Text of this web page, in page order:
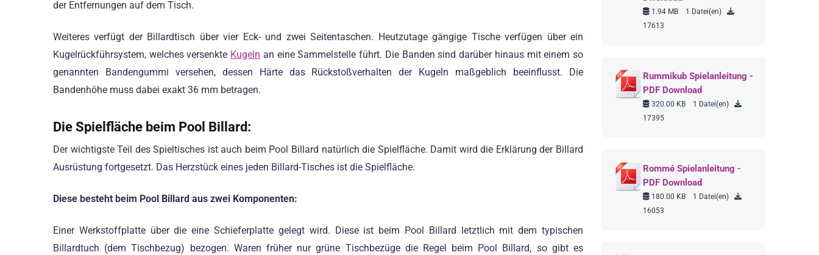
der Entfernungen auf dem Tisch.
Weiteres verfügt der Billardtisch über vier Eck- und zwei Seitentaschen. Heutzutage gängige Tische verfügen über ein
Kugelrückführsystem, welches versenkte Kugeln an eine Sammelstelle führt. Die Banden sind darüber hinaus mit einem so
genannten Bandengummi versehen, dessen Härte das Rückstoßverhalten der Kugeln maßgeblich beeinflusst. Die
Bandenhöhe muss dabei exakt 36 mm betragen.
Die Spielfläche beim Pool Billard:
Der wichtigste Teil des Spieltisches ist auch beim Pool Billard natürlich die Spielfläche. Damit wird die Erklärung der Billard
Ausrüstung fortgesetzt. Das Herzstück eines jeden Billard-Tisches ist die Spielfläche.
Diese besteht beim Pool Billard aus zwei Komponenten:
Einer Werkstoffplatte über die eine Schieferplatte gelegt wird. Diese ist beim Pool Billard letztlich mit dem typischen
Billardtuch (dem Tischbezug) bezogen. Waren früher nur grüne Tischbezüge die Regel beim Pool Billard, so gibt es
1.94 MB
1 Datei(en)
17613
Rummikub Spielanleitung -
PDF Download
320.00 KB
1 Datei(en)
17395
Rommé Spielanleitung -
PDF Download
180.00 KB
1 Datei(en)
16053